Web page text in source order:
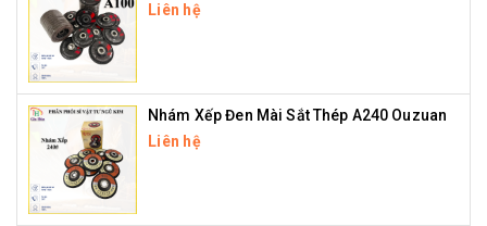
Liên hệ
Nhám Xếp Đen Mài Sắt Thép A240 Ouzuan
Liên hệ